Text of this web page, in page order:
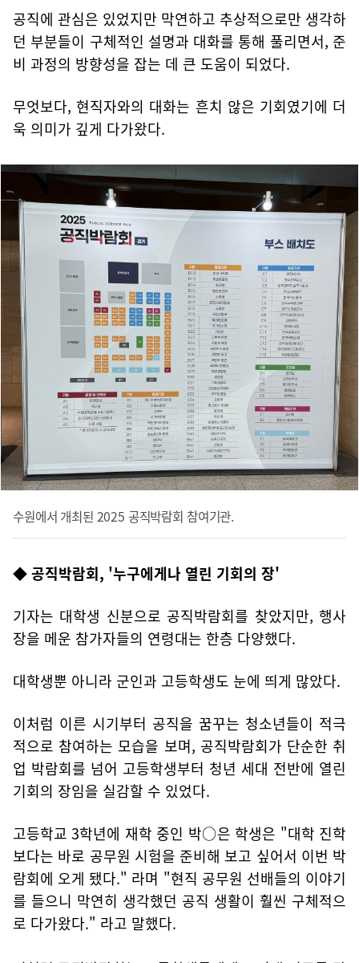
공직에 관심은 있었지만 막연하고 추상적으로만 생각하
던 부분들이 구체적인 설명과 대화를 통해 풀리면서, 준
비 과정의 방향성을 잡는 데 큰 도움이 되었다.
무엇보다, 현직자와의 대화는 흔치 않은 기회였기에 더
욱 의미가 깊게 다가왔다.
수원에서 개최된 2025 공직박람회 참여기관.
◆ 공직박람회, '누구에게나 열린 기회의 장'
기자는 대학생 신분으로 공직박람회를 찾았지만, 행사
장을 메운 참가자들의 연령대는 한층 다양했다.
대학생뿐 아니라 군인과 고등학생도 눈에 띄게 많았다.
이처럼 이른 시기부터 공직을 꿈꾸는 청소년들이 적극
적으로 참여하는 모습을 보며, 공직박람회가 단순한 취
업 박람회를 넘어 고등학생부터 청년 세대 전반에 열린
기회의 장임을 실감할 수 있었다.
고등학교 3학년에 재학 중인 박○은 학생은 "대학 진학
보다는 바로 공무원 시험을 준비해 보고 싶어서 이번 박
람회에 오게 됐다." 라며 "현직 공무원 선배들의 이야기
를 들으니 막연히 생각했던 공직 생활이 훨씬 구체적으
로 다가왔다." 라고 말했다.